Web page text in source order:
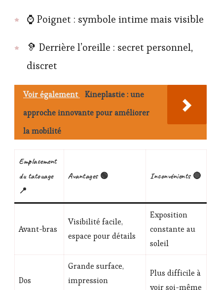
⌚ Poignet : symbole intime mais visible
🦻 Derrière l’oreille : secret personnel,
discret
Voir également
Kineplastie : une
approche innovante pour améliorer
la mobilité
Emplacement
du tatouage
📍
Avantages 🟢 Inconvénients 🔴
Avant-bras
Visibilité facile,
espace pour détails
Exposition
constante au
soleil
Dos
Grande surface,
impression
Plus difficile à
voir soi-même